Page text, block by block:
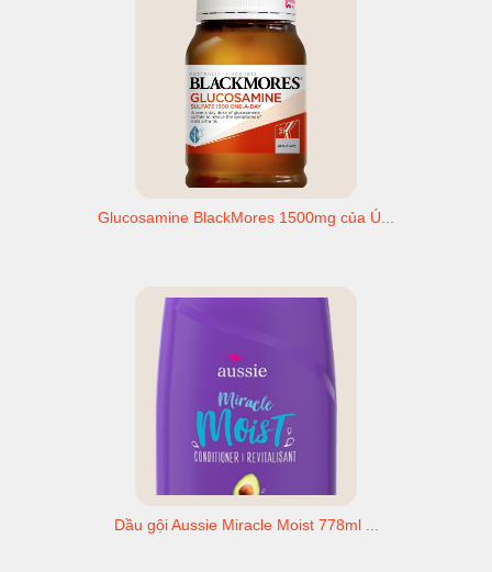
Glucosamine BlackMores 1500mg của Ú...
Dầu gội Aussie Miracle Moist 778ml ...